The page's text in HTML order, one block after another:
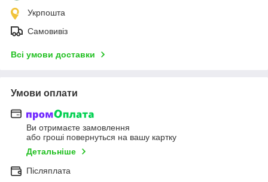
Укрпошта
Самовивіз
Всі умови доставки
Умови оплати
Ви отримаєте замовлення
або гроші повернуться на вашу картку
Детальніше
Післяплата